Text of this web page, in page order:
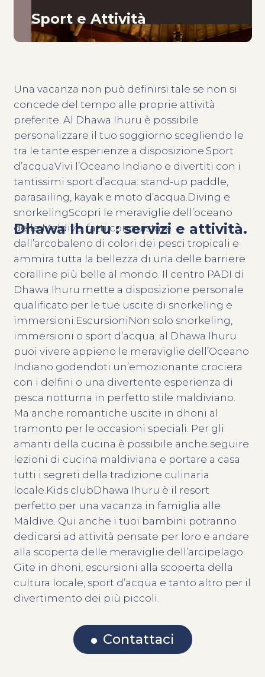
Sport e Attività
Dhawa Ihuru : servizi e attività.
Una vacanza non può definirsi tale se non si
concede del tempo alle proprie attività
preferite. Al Dhawa Ihuru è possibile
personalizzare il tuo soggiorno scegliendo le
tra le tante esperienze a disposizione.Sport
d’acquaVivi l’Oceano Indiano e divertiti con i
tantissimi sport d’acqua: stand-up paddle,
parasailing, kayak e moto d’acqua.Diving e
snorkelingScopri le meraviglie dell’oceano
delle Maldive, fatti conquistare
dall’arcobaleno di colori dei pesci tropicali e
ammira tutta la bellezza di una delle barriere
coralline più belle al mondo. Il centro PADI di
Dhawa Ihuru mette a disposizione personale
qualificato per le tue uscite di snorkeling e
immersioni.EscursioniNon solo snorkeling,
immersioni o sport d’acqua; al Dhawa Ihuru
puoi vivere appieno le meraviglie dell’Oceano
Indiano godendoti un’emozionante crociera
con i delfini o una divertente esperienza di
pesca notturna in perfetto stile maldiviano.
Ma anche romantiche uscite in dhoni al
tramonto per le occasioni speciali. Per gli
amanti della cucina è possibile anche seguire
lezioni di cucina maldiviana e portare a casa
tutti i segreti della tradizione culinaria
locale.Kids clubDhawa Ihuru è il resort
perfetto per una vacanza in famiglia alle
Maldive. Qui anche i tuoi bambini potranno
dedicarsi ad attività pensate per loro e andare
alla scoperta delle meraviglie dell’arcipelago.
Gite in dhoni, escursioni alla scoperta della
cultura locale, sport d’acqua e tanto altro per il
divertimento dei più piccoli.
Contattaci